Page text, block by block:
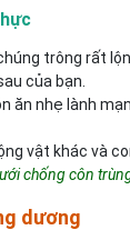
trông rất
của bạn.
ăn nhẹ lành
vật khác và
chống côn
dương